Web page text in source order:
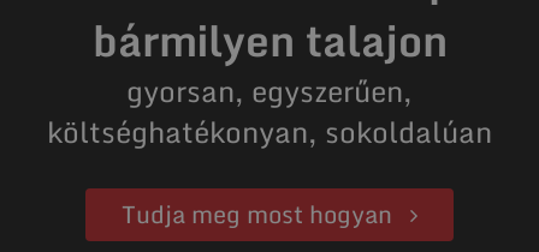
bármilyen talajon
gyorsan, egyszerűen,
költséghatékonyan, sokoldalúan
Tudja meg most hogyan